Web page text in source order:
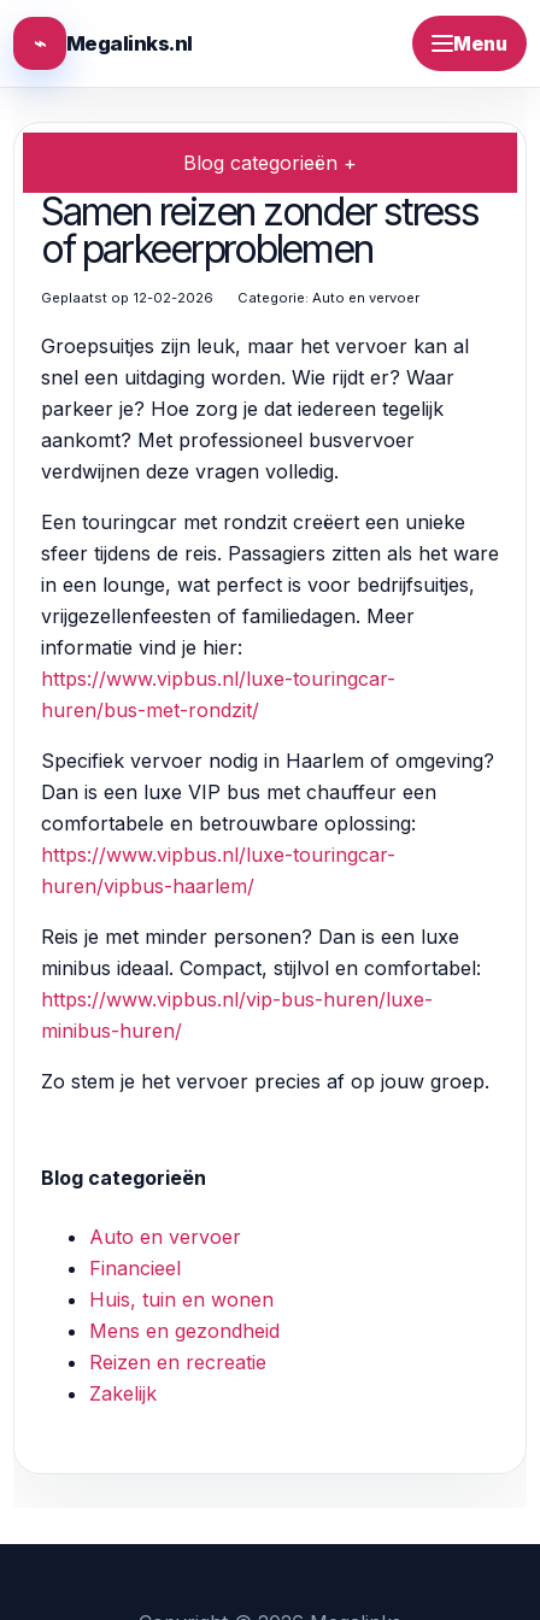
⌁ Megalinks.nl Menu
Blog categorieën +
Samen reizen zonder stress
of parkeerproblemen
Geplaatst op 12-02-2026 Categorie: Auto en vervoer
Groepsuitjes zijn leuk, maar het vervoer kan al
snel een uitdaging worden. Wie rijdt er? Waar
parkeer je? Hoe zorg je dat iedereen tegelijk
aankomt? Met professioneel busvervoer
verdwijnen deze vragen volledig.
Een touringcar met rondzit creëert een unieke
sfeer tijdens de reis. Passagiers zitten als het ware
in een lounge, wat perfect is voor bedrijfsuitjes,
vrijgezellenfeesten of familiedagen. Meer
informatie vind je hier:
https://www.vipbus.nl/luxe-touringcar-
huren/bus-met-rondzit/
Specifiek vervoer nodig in Haarlem of omgeving?
Dan is een luxe VIP bus met chauffeur een
comfortabele en betrouwbare oplossing:
https://www.vipbus.nl/luxe-touringcar-
huren/vipbus-haarlem/
Reis je met minder personen? Dan is een luxe
minibus ideaal. Compact, stijlvol en comfortabel:
https://www.vipbus.nl/vip-bus-huren/luxe-
minibus-huren/
Zo stem je het vervoer precies af op jouw groep.
Blog categorieën
Auto en vervoer
Financieel
Huis, tuin en wonen
Mens en gezondheid
Reizen en recreatie
Zakelijk